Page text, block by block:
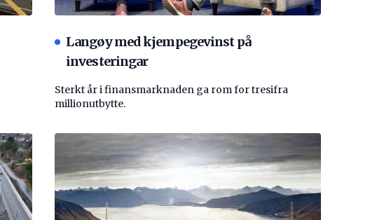
Langøy med kjempegevinst på
investeringar
Sterkt år i finansmarknaden ga rom for tresifra
millionutbytte.